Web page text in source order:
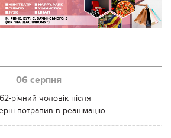
06 серпня
річний чоловік після
потрапив в реанімацію